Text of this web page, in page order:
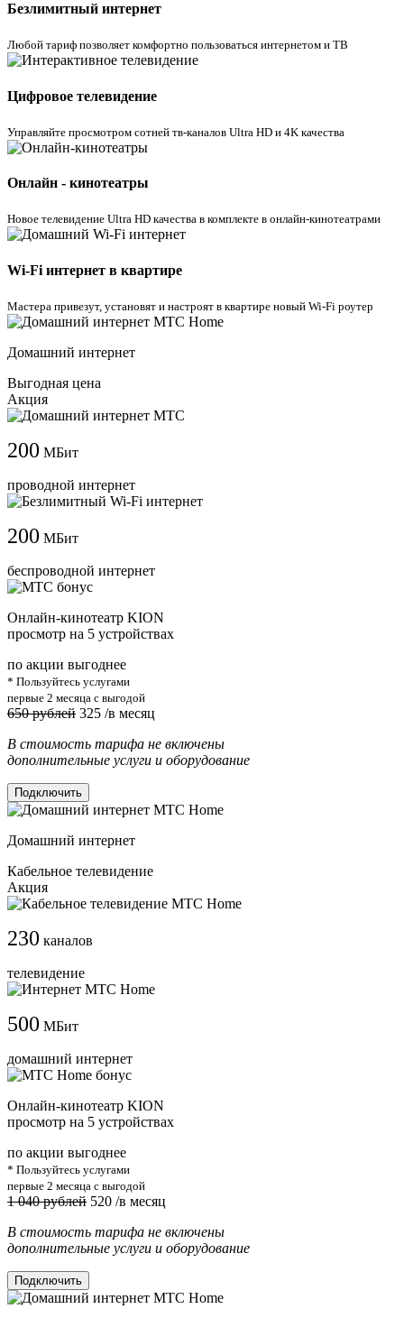
Безлимитный интернет
Любой тариф позволяет комфортно пользоваться интернетом и ТВ
Цифровое телевидение
Управляйте просмотром cотней тв-каналов Ultra HD и 4K качества
Онлайн - кинотеатры
Новое телевидение Ultra HD качества в комплекте в онлайн-кинотеатрами
Wi-Fi интернет в квартире
Мастера привезут, установят и настроят в квартире новый Wi-Fi роутер
Домашний интернет
Выгодная цена
Акция
200 МБит
проводной интернет
200 МБит
беспроводной интернет
Онлайн-кинотеатр KION
просмотр на 5 устройствах
по акции выгоднее
* Пользуйтесь услугами
первые 2 месяца с выгодой
650 рублей 325 /в месяц
В стоимость тарифа не включены
дополнительные услуги и оборудование
Подключить
Домашний интернет
Кабельное телевидение
Акция
230 каналов
телевидение
500 МБит
домашний интернет
Онлайн-кинотеатр KION
просмотр на 5 устройствах
по акции выгоднее
* Пользуйтесь услугами
первые 2 месяца с выгодой
1 040 рублей 520 /в месяц
В стоимость тарифа не включены
дополнительные услуги и оборудование
Подключить